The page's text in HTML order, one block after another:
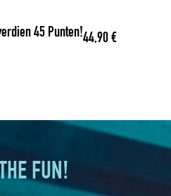
45 Punten!44,90€
FUN!